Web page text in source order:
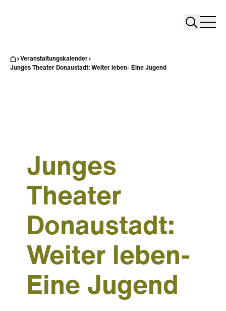
Search
Veranstaltungskalender
Junges Theater Donaustadt: Weiter leben- Eine Jugend
Junges
Theater
Donaustadt:
Weiter leben-
Eine Jugend